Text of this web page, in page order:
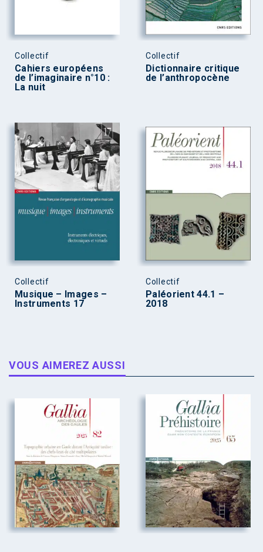
Collectif
Cahiers européens
de l’imaginaire n°10 :
La nuit
Collectif
Dictionnaire critique
de l’anthropocène
Collectif
Musique – Images –
Instruments 17
Collectif
Paléorient 44.1 –
2018
VOUS AIMEREZ AUSSI